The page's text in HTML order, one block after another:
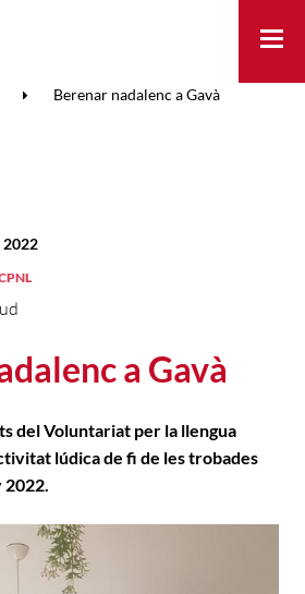
Berenar nadalenc a Gavà
a Gavà
2022
del Voluntariat per la llengua
lúdica de fi de les trobades
2022.